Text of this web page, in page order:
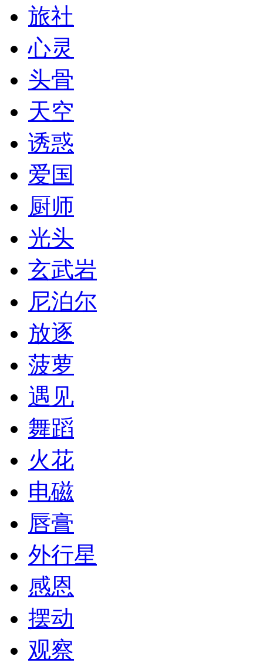
旅社
心灵
头骨
天空
诱惑
爱国
厨师
光头
玄武岩
尼泊尔
放逐
菠萝
遇见
舞蹈
火花
电磁
唇膏
外行星
感恩
摆动
观察